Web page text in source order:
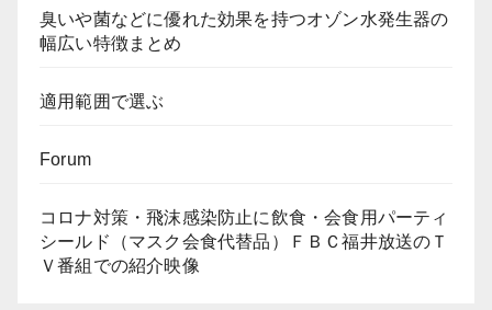
臭いや菌などに優れた効果を持つオゾン水発生器の
幅広い特徴まとめ
適用範囲で選ぶ
Forum
コロナ対策・飛沫感染防止に飲食・会食用パーティ
シールド（マスク会食代替品）ＦＢＣ福井放送のＴ
Ｖ番組での紹介映像